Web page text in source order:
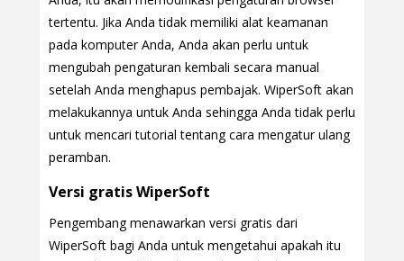
tertentu. Jika Anda tidak memiliki alat keamanan
pada komputer Anda, Anda akan perlu untuk
mengubah pengaturan kembali secara manual
setelah Anda menghapus pembajak. WiperSoft akan
melakukannya untuk Anda sehingga Anda tidak perlu
untuk mencari tutorial tentang cara mengatur ulang
peramban.
Versi gratis WiperSoft
Pengembang menawarkan versi gratis dari
WiperSoft bagi Anda untuk mengetahui apakah itu